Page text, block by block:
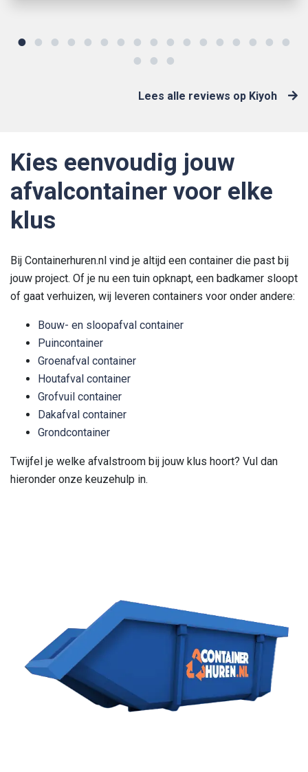
Lees alle reviews op Kiyoh
Kies eenvoudig jouw
afvalcontainer voor elke
klus
Bij Containerhuren.nl vind je altijd een container die past bij
jouw project. Of je nu een tuin opknapt, een badkamer sloopt
of gaat verhuizen, wij leveren containers voor onder andere:
Bouw- en sloopafval container
Puincontainer
Groenafval container
Houtafval container
Grofvuil container
Dakafval container
Grondcontainer
Twijfel je welke afvalstroom bij jouw klus hoort? Vul dan
hieronder onze keuzehulp in.